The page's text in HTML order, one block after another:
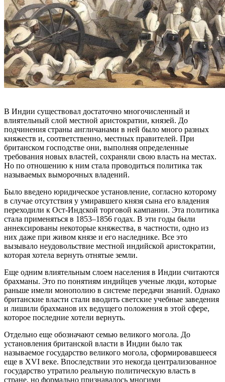
В Индии существовал достаточно многочисленный и
влиятельный слой местной аристократии, князей. До
подчинения страны англичанами в ней было много разных
княжеств и, соответственно, местных правителей. При
британском господстве они, выполняя определенные
требования новых властей, сохраняли свою власть на местах.
Но по отношению к ним стала проводиться политика так
называемых выморочных владений.
Было введено юридическое установление, согласно которому
в случае отсутствия у умиравшего князя сына его владения
переходили к Ост-Индской торговой кампании. Эта политика
стала применяться в 1853–1856 годах. В эти годы были
аннексированы некоторые княжества, в частности, одно из
них даже при живом князе и его наследнике. Все это
вызывало неудовольствие местной индийской аристократии,
которая хотела вернуть отнятые земли.
Еще одним влиятельным слоем населения в Индии считаются
брахманы. Это по понятиям индийцев ученые люди, которые
раньше имели монополию в системе передачи знаний. Однако
британские власти стали вводить светские учебные заведения
и лишили брахманов их ведущего положения в этой сфере,
которое последние хотели вернуть.
Отдельно еще обозначают семью великого могола. До
установления британской власти в Индии было так
называемое государство великого могола, сформировавшееся
еще в XVI веке. Впоследствии это некогда централизованное
государство утратило реальную политическую власть в
стране, но формально признавалось многими